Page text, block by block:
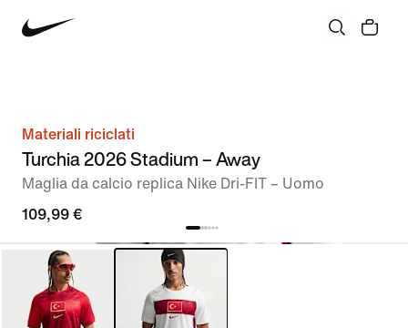
Materiali riciclati
Turchia 2026 Stadium – Away
Maglia da calcio replica Nike Dri-FIT – Uomo
109,99 €